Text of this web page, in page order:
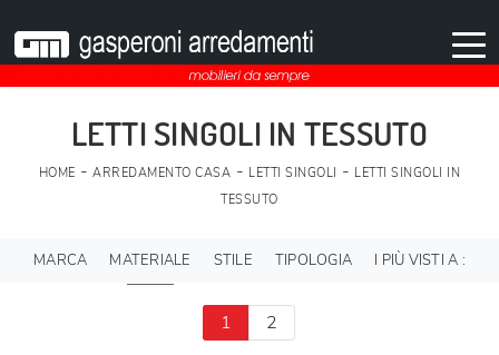
LETTI SINGOLI IN TESSUTO
HOME -ARREDAMENTO CASA - LETTI SINGOLI - LETTI SINGOLI IN
TESSUTO
MARCA MATERIALE STILE TIPOLOGIA I PIÙ VISTI A :
1 2